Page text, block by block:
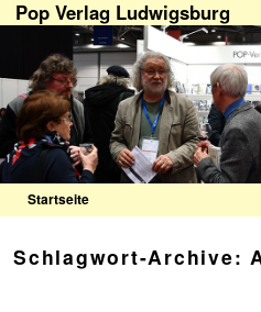
Pop Verlag Ludwigsburg
Startseite
Schlagwort-Archive: